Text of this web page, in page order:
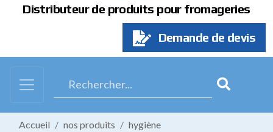
Distributeur de produits pour fromageries
Demande de devis
Accueil nos produits
hygiène